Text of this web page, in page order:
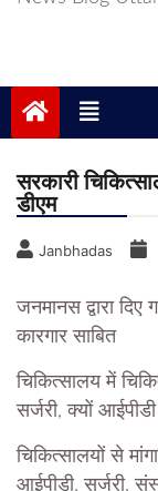
सरकारी
डीएम
Janbhadas
जनमानस द्वारा
कारगार साबित
चिकित्सालय में
सर्जरी, क्यों
चिकित्सालयों से
आईपीडी, सर्जरी,